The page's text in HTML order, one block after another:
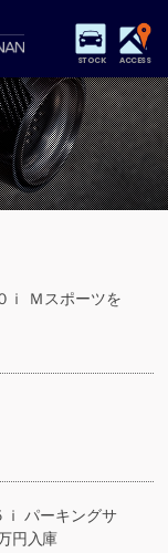
STOCK ACCESS
パーツリスト
アクセスマップ
注文販売
ｉ Ｍスポーツを
ｉ パーキングサ
円入庫